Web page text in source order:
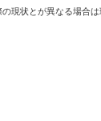
現状とが異なる場合